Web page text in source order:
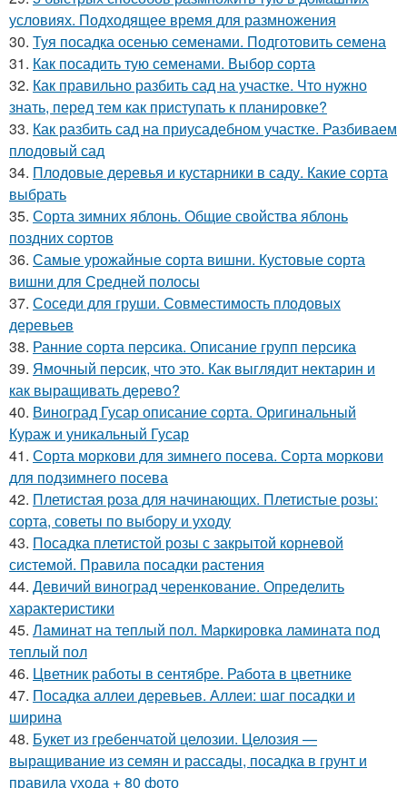
условиях. Подходящее время для размножения
30. Туя посадка осенью семенами. Подготовить семена
31. Как посадить тую семенами. Выбор сорта
32. Как правильно разбить сад на участке. Что нужно
знать, перед тем как приступать к планировке?
33. Как разбить сад на приусадебном участке. Разбиваем
плодовый сад
34. Плодовые деревья и кустарники в саду. Какие сорта
выбрать
35. Сорта зимних яблонь. Общие свойства яблонь
поздних сортов
36. Самые урожайные сорта вишни. Кустовые сорта
вишни для Средней полосы
37. Соседи для груши. Совместимость плодовых
деревьев
38. Ранние сорта персика. Описание групп персика
39. Ямочный персик, что это. Как выглядит нектарин и
как выращивать дерево?
40. Виноград Гусар описание сорта. Оригинальный
Кураж и уникальный Гусар
41. Сорта моркови для зимнего посева. Сорта моркови
для подзимнего посева
42. Плетистая роза для начинающих. Плетистые розы:
сорта, советы по выбору и уходу
43. Посадка плетистой розы с закрытой корневой
системой. Правила посадки растения
44. Девичий виноград черенкование. Определить
характеристики
45. Ламинат на теплый пол. Маркировка ламината под
теплый пол
46. Цветник работы в сентябре. Работа в цветнике
47. Посадка аллеи деревьев. Аллеи: шаг посадки и
ширина
48. Букет из гребенчатой целозии. Целозия —
выращивание из семян и рассады, посадка в грунт и
правила ухода + 80 фото